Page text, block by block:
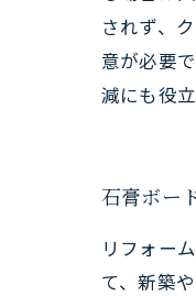
されず、
意が必要
減にも役
石膏ボー
リフォー
て、新築